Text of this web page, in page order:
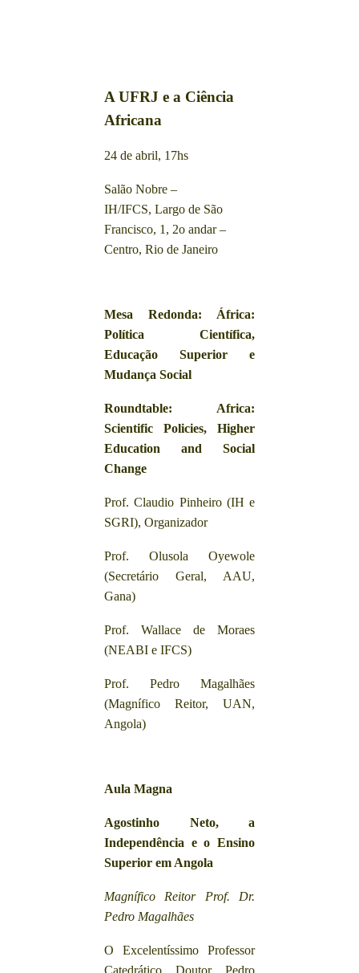
A UFRJ e a Ciência
Africana
24 de abril, 17hs
Salão Nobre –
IH/IFCS, Largo de São
Francisco, 1, 2o andar –
Centro, Rio de Janeiro
Mesa Redonda: África:
Política Científica,
Educação Superior e
Mudança Social
Roundtable: Africa:
Scientific Policies, Higher
Education and Social
Change
Prof. Claudio Pinheiro (IH e
SGRI), Organizador
Prof. Olusola Oyewole
(Secretário Geral, AAU,
Gana)
Prof. Wallace de Moraes
(NEABI e IFCS)
Prof. Pedro Magalhães
(Magnífico Reitor, UAN,
Angola)
Aula Magna
Agostinho Neto, a
Independência e o Ensino
Superior em Angola
Magnífico Reitor Prof. Dr.
Pedro Magalhães
O Excelentíssimo Professor
Catedrático Doutor Pedro